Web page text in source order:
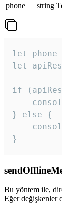
phone
string
let phone
let
if
} else {
}
Bu yöntem ile,
Eğer değişkenler